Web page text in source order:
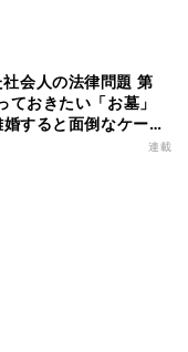
会人の法律問題 第
ておきたい「お墓」
すると面倒なケース
連載